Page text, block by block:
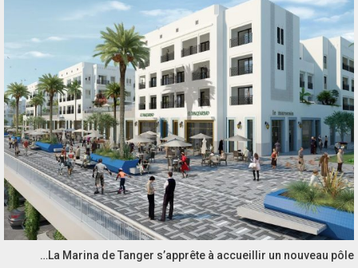
La Marina de Tanger s’apprête à accueillir un nouveau pôle…